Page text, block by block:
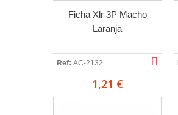
Ficha Xlr 3P Macho
Laranja
Ref: AC-2132
1,21 €